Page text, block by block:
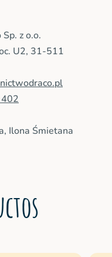
z o.o.
U2, 31-511
Ilona Śmietana